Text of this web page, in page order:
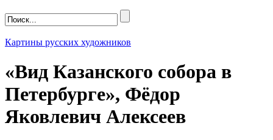
Картины русских художников
«Вид Казанского собора в
Петербурге», Фёдор
Яковлевич Алексеев